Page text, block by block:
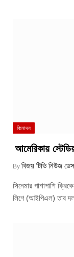
বিনোদন
আমেরিকায়
By বিজয় টিভি নিউজ
সিনেমার পাশাপাশি
লিগে (আইপিএল) তার